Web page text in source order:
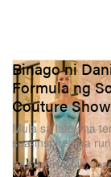
FASHION
Binago ni
Formula ng
Couture Show
Mula sa latex na
sea‑inspired na
Jul 7,